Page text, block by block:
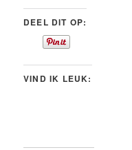
DEEL DIT OP:
VIND IK LEUK: